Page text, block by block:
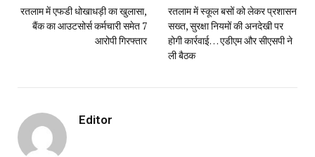
रतलाम में एफडी धोखाधड़ी का खुलासा,
बैंक का आउटसोर्स कर्मचारी समेत 7
आरोपी गिरफ्तार
रतलाम में स्कूल बसों को लेकर प्रशासन
सख्त, सुरक्षा नियमों की अनदेखी पर
होगी कार्रवाई… एडीएम और सीएसपी ने‌
ली बैठक
Editor